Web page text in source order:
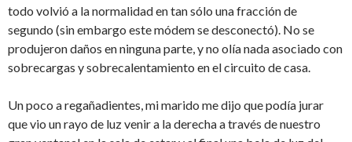
todo volvió a la normalidad en tan sólo una fracción de
segundo (sin embargo este módem se desconectó). No se
produjeron daños en ninguna parte, y no olía nada asociado con
sobrecargas y sobrecalentamiento en el circuito de casa.
Un poco a regañadientes, mi marido me dijo que podía jurar
que vio un rayo de luz venir a la derecha a través de nuestro